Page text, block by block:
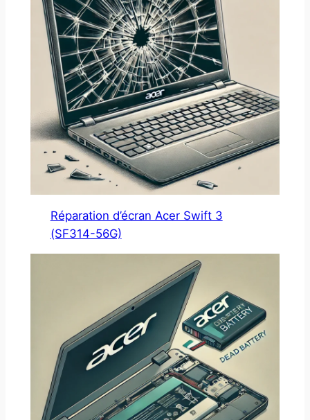
Réparation d’écran Acer Swift 3
(SF314-56G)